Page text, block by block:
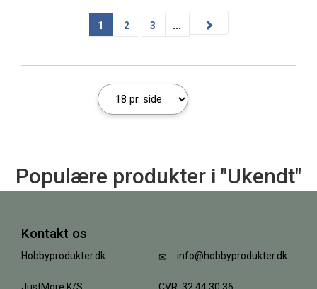
1 2 3 ...
Populære produkter i "Ukendt"
Kontakt os
Hobbyprodukter.dk info@hobbyprodukter.dk